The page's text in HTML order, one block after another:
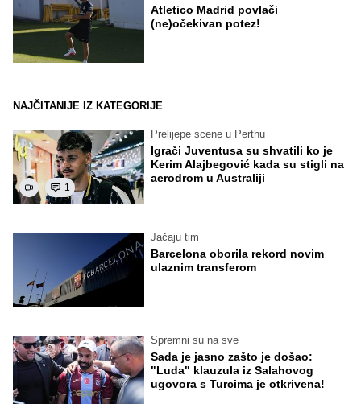
Atletico Madrid povlači
(ne)očekivan potez!
NAJČITANIJE IZ KATEGORIJE
1
Prelijepe scene u Perthu
Igrači Juventusa su shvatili ko je
Kerim Alajbegović kada su stigli na
aerodrom u Australiji
Jačaju tim
Barcelona oborila rekord novim
ulaznim transferom
Spremni su na sve
Sada je jasno zašto je došao:
"Luda" klauzula iz Salahovog
ugovora s Turcima je otkrivena!